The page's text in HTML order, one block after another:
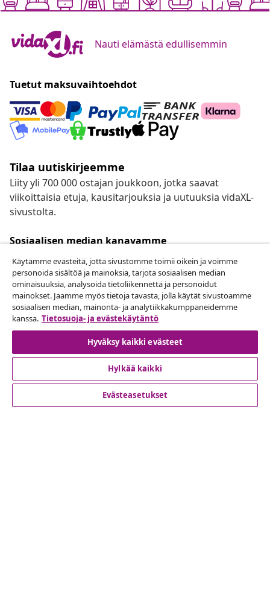
Nauti elämästä edullisemmin
Tuetut maksuvaihtoehdot
Tilaa uutiskirjeemme
Liity yli 700 000 ostajan joukkoon, jotka saavat
viikoittaisia etuja, kausitarjouksia ja uutuuksia vidaXL-
sivustolta.
Sosiaalisen median kanavamme
Peruuta tilaus
Lähetä tilauksen peruutuspyyntö.
Peruuta tilaus
Käytämme evästeitä, jotta sivustomme toimii oikein ja voimme
personoida sisältöä ja mainoksia, tarjota sosiaalisen median
ominaisuuksia, analysoida tietoliikennettä ja personoidut
mainokset. Jaamme myös tietoja tavasta, jolla käytät sivustoamme
sosiaalisen median, mainonta- ja analytiikkakumppaneidemme
kanssa. Tietosuoja- ja evästekäytäntö
Hyväksy kaikki evästeet
Hylkää kaikki
Evästeasetukset